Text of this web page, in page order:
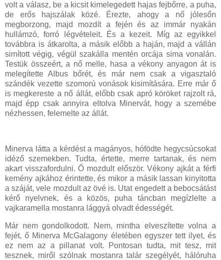
volt a válasz, be a kicsit kimelegedett hajas fejbőrre, a puha,
de erős hajszálak közé. Érezte, ahogy a nő jólesőn
megborzong, majd mozdít a fején és az immár nyakán
hullámzó, forró légvételeit. És a kezeit. Míg az egyikkel
továbbra is átkarolta, a másik előbb a haján, majd a vállán
simított végig, végül szakálla mentén orcája sima vonalán.
Testük összeért, a nő melle, hasa a vékony anyagon át is
melegítette Albus bőrét, és már nem csak a vigasztaló
szándék vezette szomorú vonások kisimítására. Erre már ő
is megkereste a nő állát, előbb csak apró köröket rajzolt rá,
majd épp csak annyira eltolva Minervát, hogy a szemébe
nézhessen, felemelte az állát.
Minerva látta a kérdést a magányos, hófödte hegycsúcsokat
idéző szemekben. Tudta, értette, merre tartanak, és nem
akart visszafordulni. Ő mozdult először. Vékony ajkát a férfi
kemény ajkához érintette, és mikor a másik lassan kinyitotta
a száját, vele mozdult az övé is. Utat engedett a bebocsátást
kérő nyelvnek, és a közös, puha táncban megízlelte a
vajkaramella mostanra lággyá olvadt édességét.
Már nem gondolkodott. Nem, mintha elveszítette volna a
fejét, ő Minerva McGalagony életében egyszer tett ilyet, és
ez nem az a pillanat volt. Pontosan tudta, mit tesz, mit
tesznek, miről szólnak mostanra talár szegélyét, hálóruha